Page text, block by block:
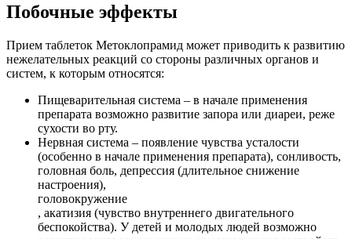
Побочные эффекты
Прием таблеток Метоклопрамид может приводить к развитию
нежелательных реакций со стороны различных органов и
систем, к которым относятся:
Пищеварительная система – в начале применения
препарата возможно развитие запора или диареи, реже
сухости во рту.
Нервная система – появление чувства усталости
(особенно в начале применения препарата), сонливость,
головная боль, депрессия (длительное снижение
настроения),
головокружение
, акатизия (чувство внутреннего двигательного
беспокойства). У детей и молодых людей возможно